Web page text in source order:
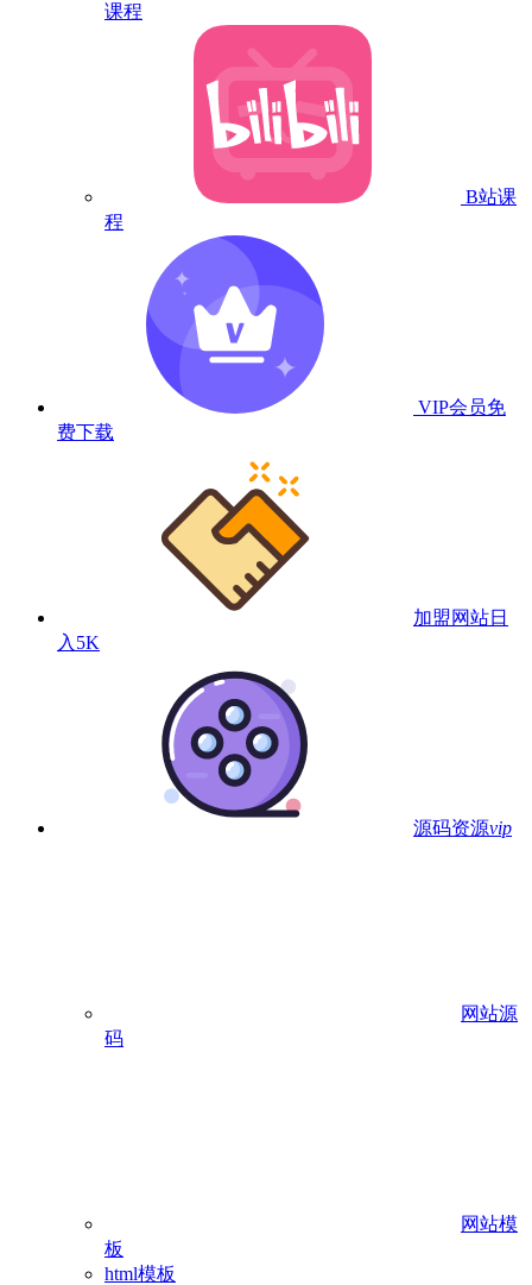
课程
B站课
程
VIP会员免
费下载
加盟网站日
入5K
源码资源vip
网站源
码
网站模
板
html模板